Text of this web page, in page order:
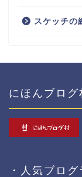
スケッチの
にほんブログ
・人気ブロ